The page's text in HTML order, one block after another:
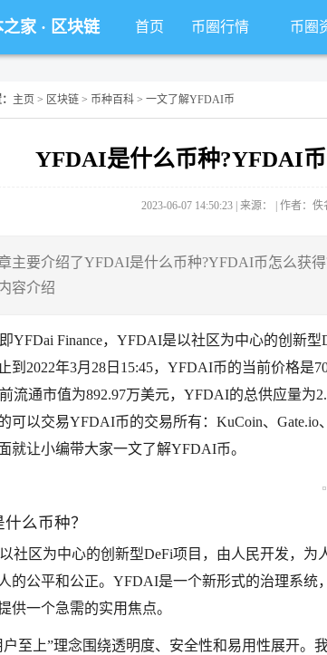
之家· 区块链 首页 币圈行情 币圈
主页 > 区块链 > 币种百科 > 一文了解YFDAI币
YFDAI是什么币种?YFDAI
2023-06-07 14:50:23 | 来源： | 作者：佚
主要介绍了YFDAI是什么币种?YFDAI币怎么获
容介绍
YFDai Finance，YFDAI是以社区为中心的创新
到2022年3月28日15:45，YFDAI币的当前价格是
流通市值为892.97万美元，YFDAI的总供应量为
可以交易YFDAI币的交易所有：KuCoin、
就让小编带大家一文了解YFDAI币。
么币种？
社区为中心的创新型DeFi项目，由人民开发，
的公平和公正。YFDAI是一个新形式的治理系
供一个急需的实用焦点。
户至上”理念围绕透明度、安全性和易用性展开